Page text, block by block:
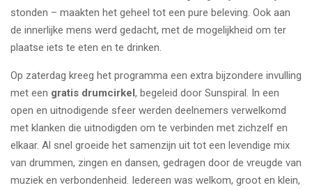
stonden – maakten het geheel tot een pure beleving. Ook aan
de innerlijke mens werd gedacht, met de mogelijkheid om ter
plaatse iets te eten en te drinken.
Op zaterdag kreeg het programma een extra bijzondere invulling
met een gratis drumcirkel, begeleid door Sunspiral. In een
open en uitnodigende sfeer werden deelnemers verwelkomd
met klanken die uitnodigden om te verbinden met zichzelf en
elkaar. Al snel groeide het samenzijn uit tot een levendige mix
van drummen, zingen en dansen, gedragen door de vreugde van
muziek en verbondenheid. Iedereen was welkom, groot en klein,